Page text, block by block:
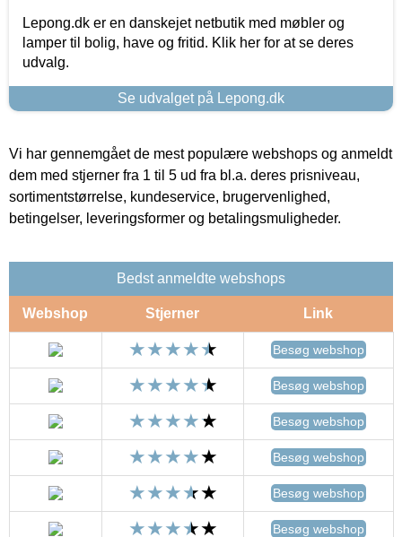
Lepong.dk er en danskejet netbutik med møbler og
lamper til bolig, have og fritid. Klik her for at se deres
udvalg.
Se udvalget på Lepong.dk
Vi har gennemgået de mest populære webshops og anmeldt
dem med stjerner fra 1 til 5 ud fra bl.a. deres prisniveau,
sortimentstørrelse, kundeservice, brugervenlighed,
betingelser, leveringsformer og betalingsmuligheder.
Bedst anmeldte webshops
Webshop Stjerner Link
Besøg webshop
Besøg webshop
Besøg webshop
Besøg webshop
Besøg webshop
Besøg webshop